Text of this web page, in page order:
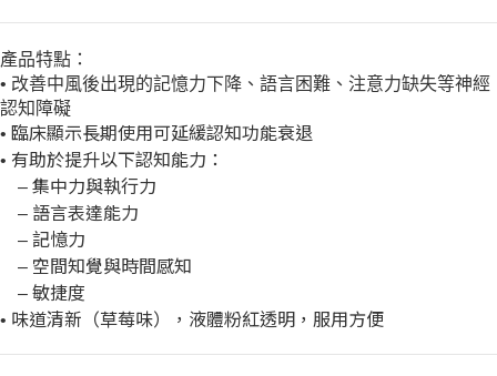
產品特點：
• 改善中風後出現的記憶力下降、語言困難、注意力缺失等神經
認知障礙
• 臨床顯示長期使用可延緩認知功能衰退
• 有助於提升以下認知能力：
– 集中力與執行力
– 語言表達能力
– 記憶力
– 空間知覺與時間感知
– 敏捷度
• 味道清新（草莓味），液體粉紅透明，服用方便